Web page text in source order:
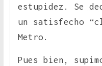
estupidez. Se
un satisfecho
Metro.
Pues bien,